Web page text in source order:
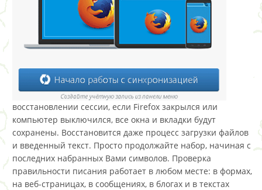
восстановлении сессии, если Firefox закрылся или
компьютер выключился, все окна и вкладки будут
сохранены. Восстановится даже процесс загрузки файлов
и введенный текст. Просто продолжайте набор, начиная с
последних набранных Вами символов. Проверка
правильности писания работает в любом месте: в формах,
на веб-страницах, в сообщениях, в блогах и в текстах